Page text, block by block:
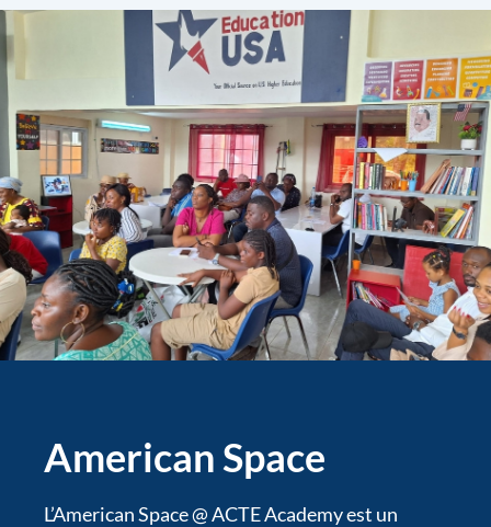
American Space
L’American Space @ ACTE Academy est un